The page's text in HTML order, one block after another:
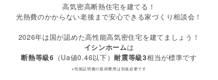
高気密高断熱住宅を建てる！
光熱費のかからない老後まで安心できる家づくり相談会！
2026年は国が認めた高性能高気密住宅を建てましょう！
イシンホームは
断熱等級6 （Ua値0.46以下）耐震等級3相当が標準です
※性能証明書の取得費用は別途必要です